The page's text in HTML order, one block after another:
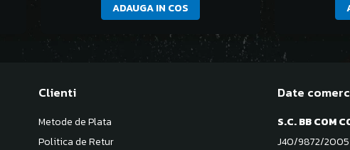
ADAUGA IN COS
Clienti
Metode de Plata
Politica de Retur
Date
S.C. BB COM
J40/9872/2005